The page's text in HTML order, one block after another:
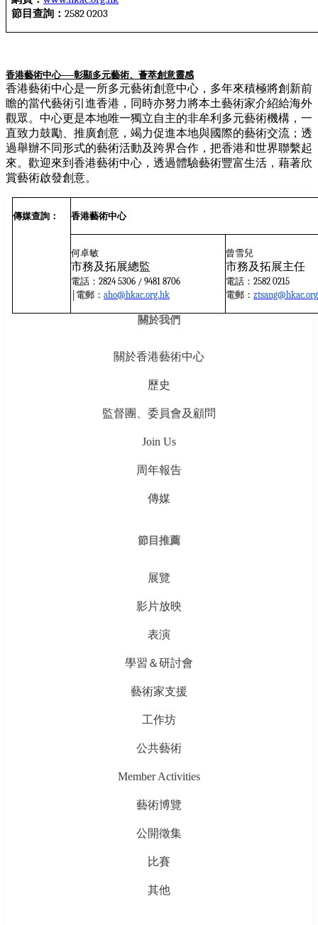
節目查詢：2582 0203
香港藝術中心──彰顯多元藝術、薈萃創意靈感
香港藝術中心是一所多元藝術創意中心，多年來積極將創新前
瞻的當代藝術引進香港，同時亦努力將本土藝術家介紹給海外
觀眾。中心更是本地唯一獨立自主的非牟利多元藝術機構，一
直致力鼓勵、推廣創意，竭力促進本地與國際的藝術交流；透
過舉辦不同形式的藝術活動及跨界合作，把香港和世界聯繫起
來。歡迎來到香港藝術中心，透過體驗藝術豐富生活，藉著欣
賞藝術啟發創意。
傳媒查詢： 香港藝術中心
何卓敏
市務及拓展總監
電話： 2824 5306 / 9481 8706
|電郵： aho@hkac.org.hk
曾雪兒
市務及拓展主任
電話： 2582 0215
電郵：
關於我們
關於香港藝術中心
歷史
監督團、委員會及顧問
Join Us
周年報告
傳媒
節目推薦
展覽
影片放映
表演
學習＆研討會
藝術家支援
工作坊
公共藝術
Member Activities
藝術博覽
公開徵集
比賽
其他